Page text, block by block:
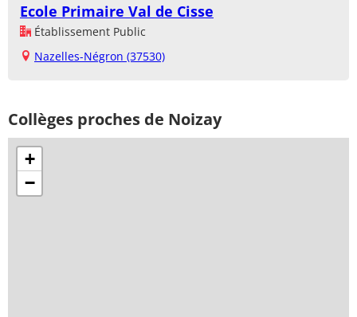
Ecole Primaire Val de Cisse
Établissement Public
Nazelles-Négron (37530)
Collèges proches de Noizay
+
−